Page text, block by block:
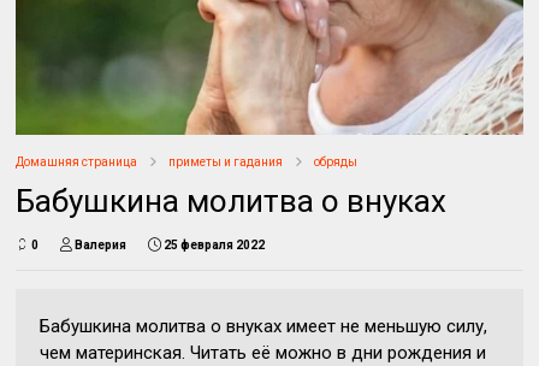
Домашняя страница приметы и гадания обряды
Бабушкина молитва о внуках
0 Валерия 25 февраля 2022
Бабушкина молитва о внуках имеет не меньшую силу,
чем материнская. Читать её можно в дни рождения и